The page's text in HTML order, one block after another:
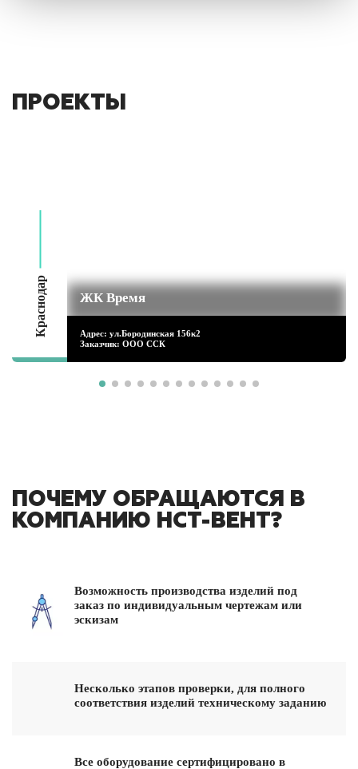
ПРОЕКТЫ
Краснодар ЖК Время
Адрес: ул.Бородинская 156к2
Заказчик: ООО ССК
ПОЧЕМУ ОБРАЩАЮТСЯ В
КОМПАНИЮ НСТ-ВЕНТ?
Возможность производства изделий под
заказ по индивидуальным чертежам или
эскизам
Несколько этапов проверки, для полного
соответствия изделий техническому заданию
Все оборудование сертифицировано в